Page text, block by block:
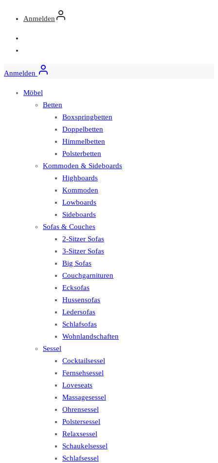
Anmelden
Anmelden
Möbel
Betten
Boxspringbetten
Doppelbetten
Himmelbetten
Polsterbetten
Kommoden & Sideboards
Highboards
Kommoden
Lowboards
Sideboards
Sofas & Couches
2-Sitzer Sofas
3-Sitzer Sofas
Big Sofas
Couchgarnituren
Ecksofas
Hussensofas
Ledersofas
Schlafsofas
Wohnlandschaften
Sessel
Cocktailsessel
Fernsehsessel
Loveseats
Massagesessel
Ohrensessel
Polstersessel
Relaxsessel
Schaukelsessel
Schlafsessel